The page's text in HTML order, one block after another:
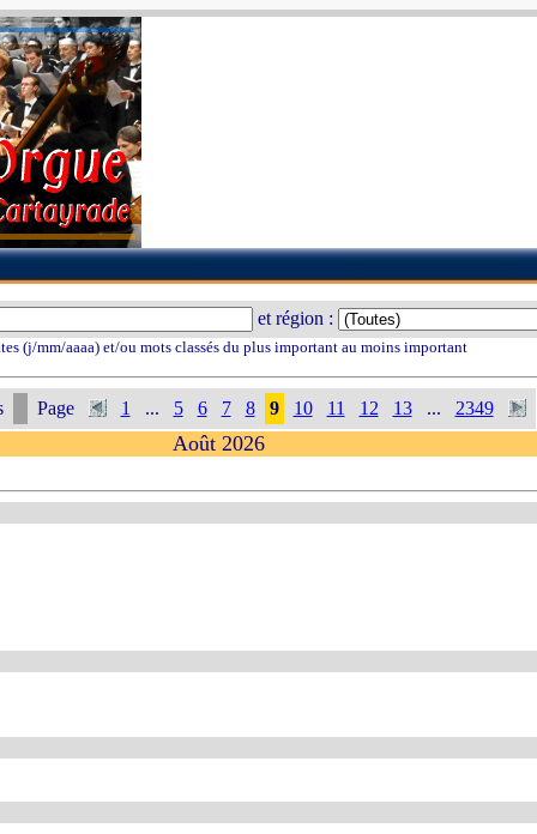
et région :
(j/mm/aaaa) et/ou mots classés du plus important au moins important
Page 1 ... 5 6 7 8 9 10 11 12 13 ... 2349
Août 2026